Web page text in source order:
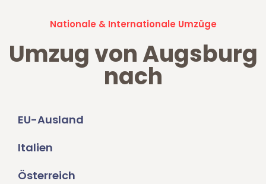
Nationale & Internationale Umzüge
Umzug von Augsburg
nach
EU-Ausland
Italien
Österreich